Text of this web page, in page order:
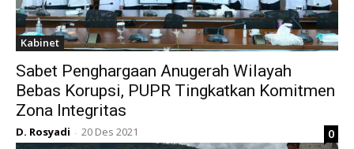
Kabinet
Sabet Penghargaan Anugerah Wilayah
Bebas Korupsi, PUPR Tingkatkan Komitmen
Zona Integritas
D. Rosyadi - 20 Des 2021 0